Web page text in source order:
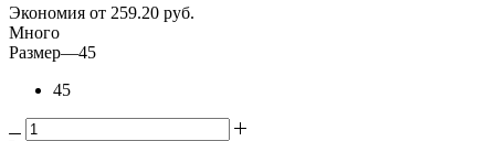
Экономия от 259.20 руб.
Много
Размер—45
45